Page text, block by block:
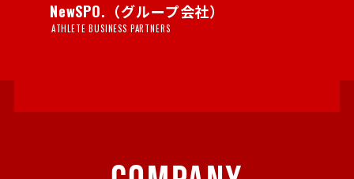
NewSPO.（グループ会社）
ATHLETE BUSINESS PARTNERS